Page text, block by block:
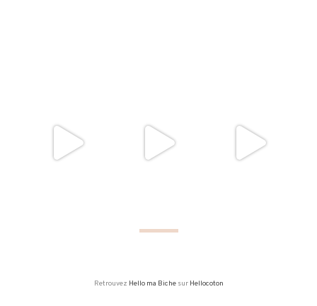
Retrouvez Hello ma Bichesur Hellocoton